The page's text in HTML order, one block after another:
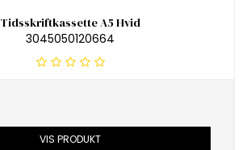
Tidsskriftkassette A5 Hvid
3045050120664
VIS PRODUKT